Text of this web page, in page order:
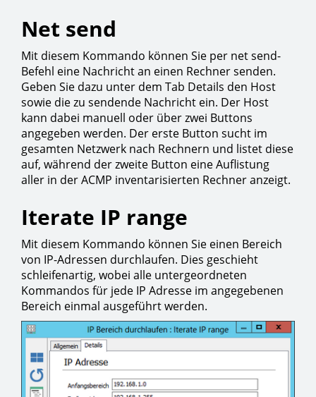
Net send
Mit diesem Kommando können Sie per net send-
Befehl eine Nachricht an einen Rechner senden.
Geben Sie dazu unter dem Tab Details den Host
sowie die zu sendende Nachricht ein. Der Host
kann dabei manuell oder über zwei Buttons
angegeben werden. Der erste Button sucht im
gesamten Netzwerk nach Rechnern und listet diese
auf, während der zweite Button eine Auflistung
aller in der ACMP inventarisierten Rechner anzeigt.
Iterate IP range
Mit diesem Kommando können Sie einen Bereich
von IP-Adressen durchlaufen. Dies geschieht
schleifenartig, wobei alle untergeordneten
Kommandos für jede IP Adresse im angegebenen
Bereich einmal ausgeführt werden.